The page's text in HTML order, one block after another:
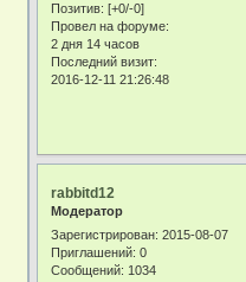
Позитив: [+0/-0]
Провел на форуме:
2 дня 14 часов
Последний визит:
2016-12-11 21:26:48
rabbitd12
Модератор
Зарегистрирован: 2015-08-07
Приглашений: 0
Сообщений: 1034